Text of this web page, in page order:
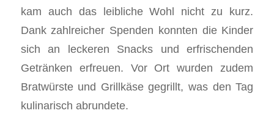
kam auch das leibliche Wohl nicht zu kurz.
Dank zahlreicher Spenden konnten die Kinder
sich an leckeren Snacks und erfrischenden
Getränken erfreuen. Vor Ort wurden zudem
Bratwürste und Grillkäse gegrillt, was den Tag
kulinarisch abrundete.